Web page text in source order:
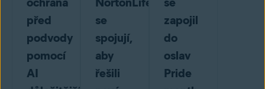
před
podvody
pomocí
AI
se
spojují,
aby
řešili
zapojil
do
oslav
Pride